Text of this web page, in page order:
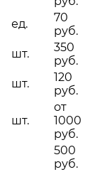
ед.
70
руб.
шт.
350
руб.
шт.
120
руб.
шт.
от
1000
руб.
500
руб.